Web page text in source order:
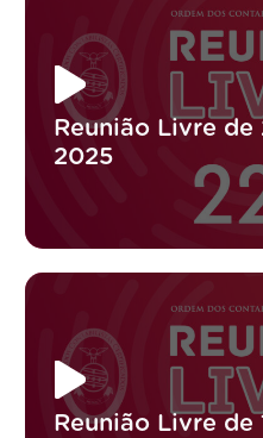
Reunião Livre
2025
Reunião Livre de